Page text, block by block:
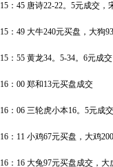
15：45 唐诗22-22。5元成交，
15：49 大牛240元买盘，大狗
15：55 黄龙34。5-34。6元成交
16：00 郑和13元买盘成交
16：06 三轮虎小本16。5元成
16：11 小鸡67元买盘，大鸡
16：16 大兔97元买盘成交，